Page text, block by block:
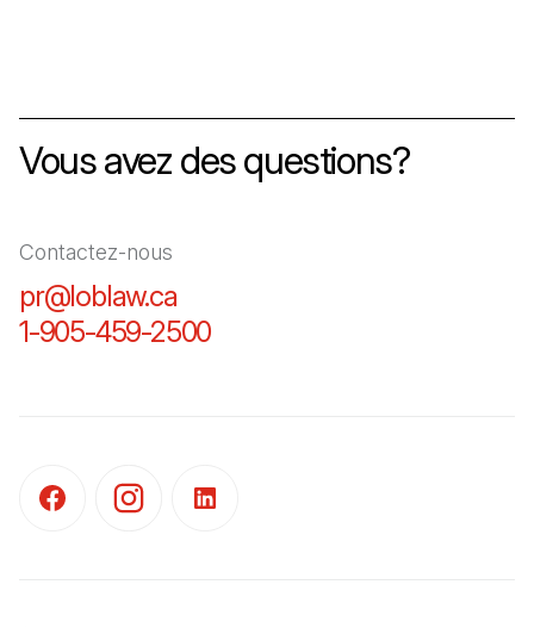
Vous avez des questions?
Contactez-nous
pr@loblaw.ca
1-905-459-2500